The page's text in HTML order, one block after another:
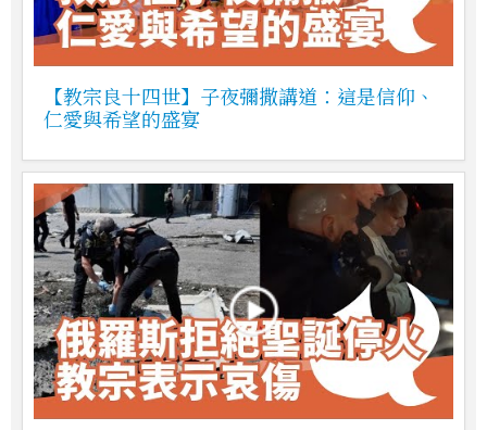
【教宗良十四世】子夜彌撒講道：這是信仰、
仁愛與希望的盛宴